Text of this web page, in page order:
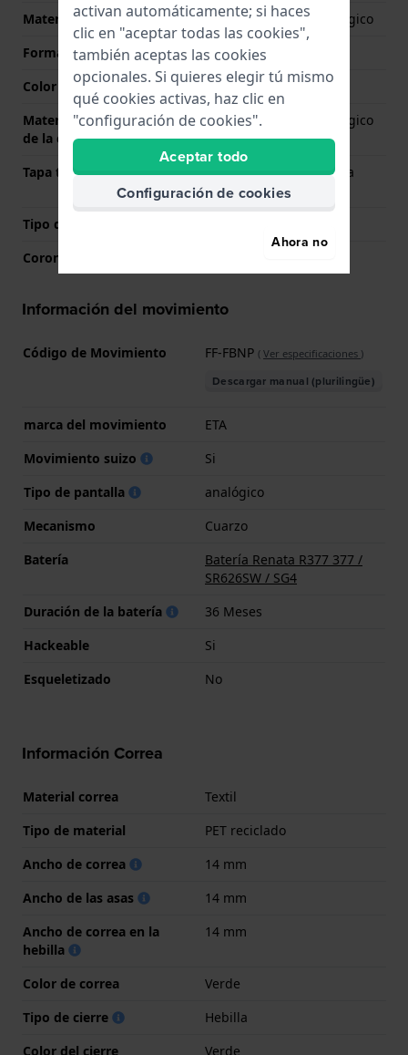
Material
Plástico de origen biológico
Forma del reloj
Redondo
Color de la caja
Verde
Material de la parte trasera
de la caja
Plástico de origen biológico
Tapa trasera
Maletín con tapa para la
batería
Tipo de cristal
Corona
Información del movimiento
Código de Movimiento FF-FBNP ( Ver especificaciones )
Descargar manual (plurilingüe)
marca del movimiento
ETA
Movimiento suizo
Si
Tipo de pantalla
analógico
Mecanismo
Cuarzo
Batería
Batería Renata R377 377 /
SR626SW / SG4
Duración de la batería
36 Meses
Hackeable
Si
Esqueletizado
No
Información Correa
Material correa
Textil
Tipo de material
PET reciclado
Ancho de correa
14 mm
Ancho de las asas
14 mm
Ancho de correa en la
hebilla
14 mm
Color de correa
Verde
Tipo de cierre
Hebilla
Color del cierre
Verde
activan automáticamente; si haces
clic en "aceptar todas las cookies",
también aceptas las cookies
opcionales. Si quieres elegir tú mismo
qué cookies activas, haz clic en
"configuración de cookies".
Aceptar todo
Configuración de cookies
Ahora no